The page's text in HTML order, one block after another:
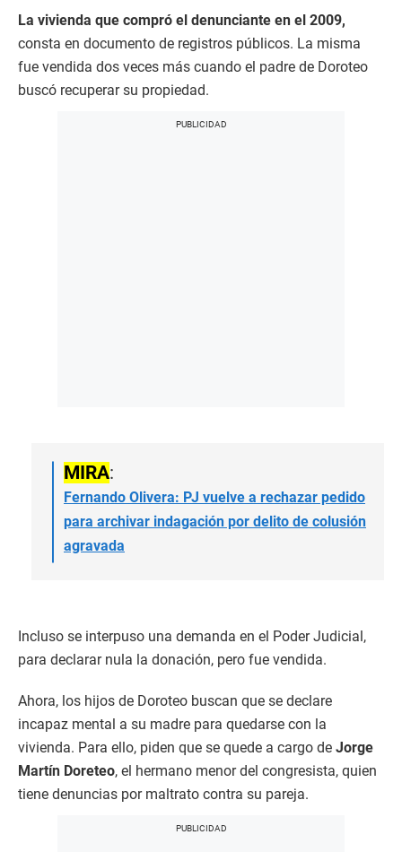
La vivienda que compró el denunciante en el 2009,
consta en documento de registros públicos. La misma
fue vendida dos veces más cuando el padre de Doroteo
buscó recuperar su propiedad.
MIRA:
Fernando Olivera: PJ vuelve a rechazar pedido
para archivar indagación por delito de colusión
agravada
Incluso se interpuso una demanda en el Poder Judicial,
para declarar nula la donación, pero fue vendida.
Ahora, los hijos de Doroteo buscan que se declare
incapaz mental a su madre para quedarse con la
vivienda. Para ello, piden que se quede a cargo de Jorge
Martín Doreteo, el hermano menor del congresista, quien
tiene denuncias por maltrato contra su pareja.